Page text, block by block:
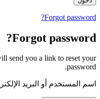
Forgot password?
Forgot password?
send you a link to reset your
password.
اسم المستخدم أو البريد